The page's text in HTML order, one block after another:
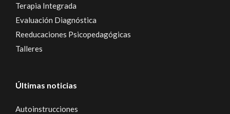
Terapia Integrada
Evaluación Diagnóstica
Reeducaciones Psicopedagógicas
Talleres
Últimas noticias
Autoinstrucciones